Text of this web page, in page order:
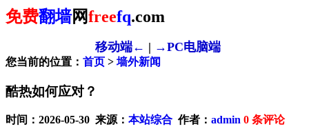
免费翻墙网freefq.com
移动端← | →PC电脑端
您当前的位置： 首页 > 墙外新闻
酷热如何应对？
时间：2026-05-30 来源： 本站综合 作者： admin 0 条评论